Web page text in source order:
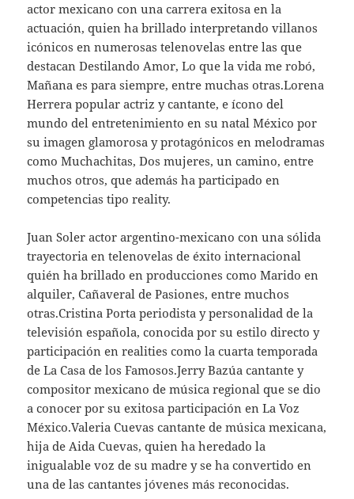
actor mexicano con una carrera exitosa en la
actuación, quien ha brillado interpretando villanos
icónicos en numerosas telenovelas entre las que
destacan Destilando Amor, Lo que la vida me robó,
Mañana es para siempre, entre muchas otras.Lorena
Herrera popular actriz y cantante, e ícono del
mundo del entretenimiento en su natal México por
su imagen glamorosa y protagónicos en melodramas
como Muchachitas, Dos mujeres, un camino, entre
muchos otros, que además ha participado en
competencias tipo reality.
Juan Soler actor argentino-mexicano con una sólida
trayectoria en telenovelas de éxito internacional
quién ha brillado en producciones como Marido en
alquiler, Cañaveral de Pasiones, entre muchos
otras.Cristina Porta periodista y personalidad de la
televisión española, conocida por su estilo directo y
participación en realities como la cuarta temporada
de La Casa de los Famosos.Jerry Bazúa cantante y
compositor mexicano de música regional que se dio
a conocer por su exitosa participación en La Voz
México.Valeria Cuevas cantante de música mexicana,
hija de Aida Cuevas, quien ha heredado la
inigualable voz de su madre y se ha convertido en
una de las cantantes jóvenes más reconocidas.